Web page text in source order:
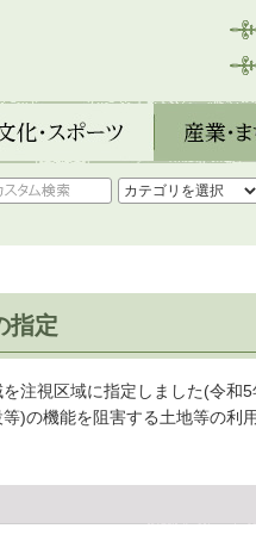
スポーツ 産業・まちづ
指定
注視区域に指定しました(令和
)の機能を阻害する土地等の利